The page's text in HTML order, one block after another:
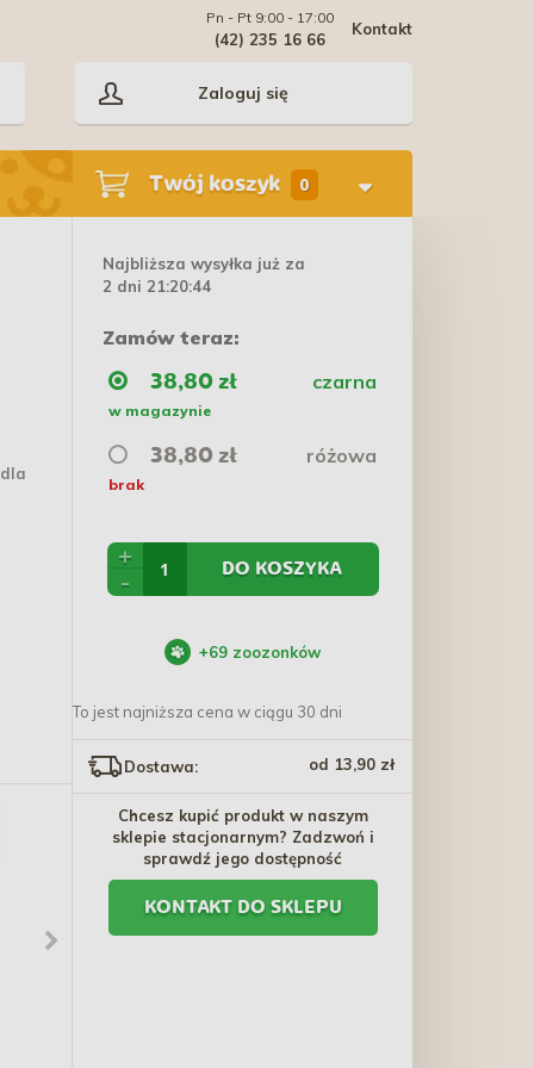
Kontakt
Pn - Pt 9:00 - 17:00
(42) 235 16 66
Zaloguj się
Twój koszyk 0
Najbliższa wysyłka już za
2 dni 21:20:44
Zamów teraz:
38,80 zł czarna
w magazynie
38,80 zł różowa
brak
+
-
DO KOSZYKA
+69 zoozonków
To jest najniższa cena w ciągu 30 dni
Dostawa: od 13,90 zł
Chcesz kupić produkt w naszym
sklepie stacjonarnym? Zadzwoń i
sprawdź jego dostępność
KONTAKT DO SKLEPU